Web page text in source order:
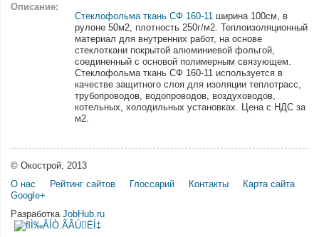
Описание:
Стеклофольма ткань СФ 160-11 ширина 100см, в
рулоне 50м2, плотность 250г/м2. Теплоизоляционный
материал для внутренних работ, на основе
стеклоткани покрытой алюминиевой фольгой,
соединенный с основой полимерным связующем.
Стеклофольма ткань СФ 160-11 используется в
качестве защитного слоя для изоляции теплотрасс,
трубопроводов, водопроводов, воздуховодов,
котельных, холодильных установках. Цена с НДС за
м2.
© Окострой, 2013
О нас
Рейтинг сайтов Глоссарий Контакты
Карта сайта
Google+
Разработка JobHub.ru